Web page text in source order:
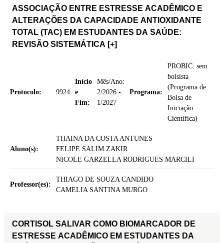
ASSOCIAÇÃO ENTRE ESTRESSE ACADÊMICO E
ALTERAÇÕES DA CAPACIDADE ANTIOXIDANTE
TOTAL (TAC) EM ESTUDANTES DA SAÚDE:
REVISÃO SISTEMÁTICA [+]
Protocolo: 9924
Início
e
Fim:
Mês/Ano:
2/2026 -
1/2027
Programa:
PROBIC: sem
bolsista
(Programa de
Bolsa de
Iniciação
Científica)
Aluno(s):
THAINA DA COSTA ANTUNES
FELIPE SALIM ZAKIR
NICOLE GARZELLA RODRIGUES MARCILI
Professor(es):
THIAGO DE SOUZA CANDIDO
CAMELIA SANTINA MURGO
CORTISOL SALIVAR COMO BIOMARCADOR DE
ESTRESSE ACADÊMICO EM ESTUDANTES DA